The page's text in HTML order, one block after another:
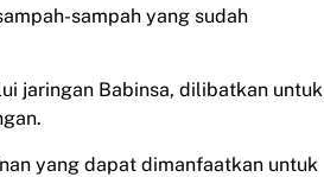
sampah yang sudah
jaringan Babinsa, dilibatkan untuk
yang dapat dimanfaatkan untuk